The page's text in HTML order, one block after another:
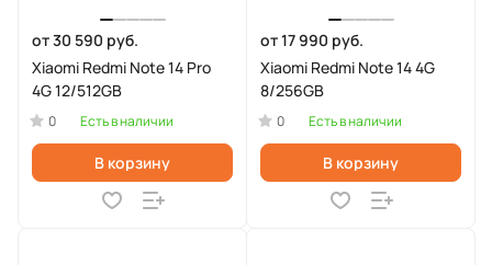
от 30 590 руб.
Xiaomi Redmi Note 14 Pro
4G 12/512GB
0 Есть в наличии
В корзину
от 17 990 руб.
Xiaomi Redmi Note 14 4G
8/256GB
0 Есть в наличии
В корзину